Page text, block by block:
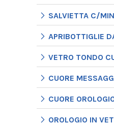
SALVIETTA C/
APRIBOTTIGLIE
VETRO TONDO
CUORE
CUORE
OROLOGIO IN